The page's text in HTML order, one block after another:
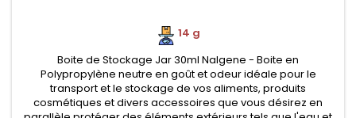
14 g
Boite de Stockage Jar 30ml Nalgene - Boite en
Polypropylène neutre en goût et odeur idéale pour le
transport et le stockage de vos aliments, produits
cosmétiques et divers accessoires que vous désirez en